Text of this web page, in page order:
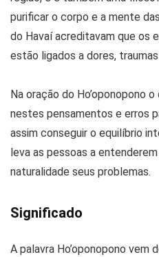
purificar o corpo e a mente
do Havaí acreditavam que os
estão ligados a dores,
Na oração do Ho’oponopono
nestes pensamentos e erros
assim conseguir o equilíbrio
leva as pessoas a
naturalidade seus problemas.
Significado
A palavra Ho’oponopono vem